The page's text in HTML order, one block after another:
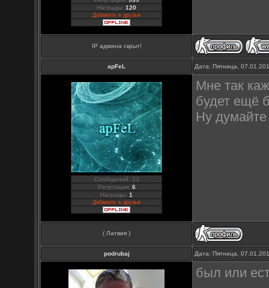
Награды:120
Добавить в друзья
IP админа скрыт!
apFeL Дата: Пятница,
Сообщений: 23
Репутация: 6
Награды:1
Добавить в друзья
Мне так
будет ещё
Ну
( Латвия )
podrubaj Дата: Пятница,
был или